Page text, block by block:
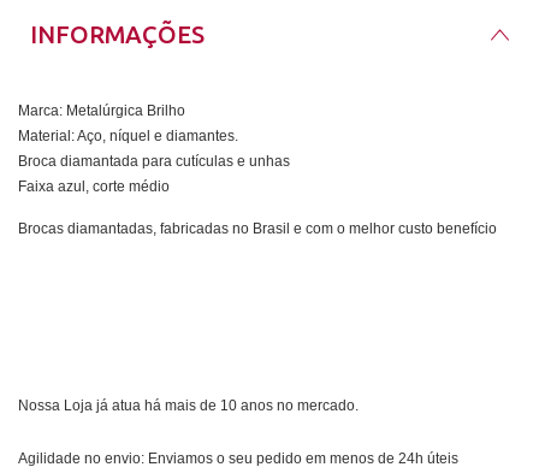
INFORMAÇÕES
Marca: Metalúrgica Brilho
Material: Aço, níquel e diamantes.
Broca diamantada para cutículas e unhas
Faixa azul, corte médio
Brocas diamantadas, fabricadas no Brasil e com o melhor custo benefício
Nossa Loja já atua há mais de 10 anos no mercado.
Agilidade no envio: Enviamos o seu pedido em menos de 24h úteis